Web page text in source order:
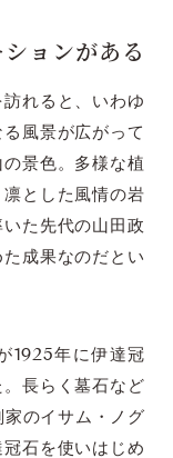
ョンがある
れると、いわゆ
風景が広がって
景色。多様な植
とした風情の岩
た先代の山田政
成果なのだとい
1925年に伊達冠
長らく墓石など
のイサム・ノグ
石を使いはじめ